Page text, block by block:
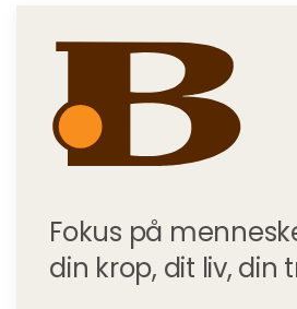
Fokus på
din krop, dit liv, din